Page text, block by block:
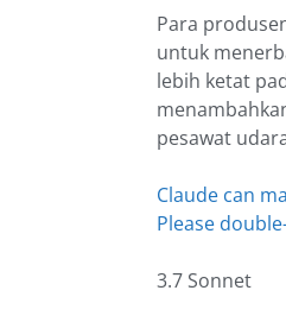
Para
untuk
lebih ketat
pesawat
Claude can
Please
3.7 Sonnet